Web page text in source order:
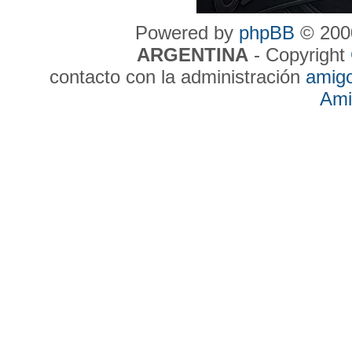
Powered by phpBB ©
ARGENTINA- Copyright
contacto con la administración